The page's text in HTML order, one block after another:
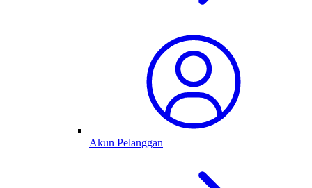
Akun Pelanggan